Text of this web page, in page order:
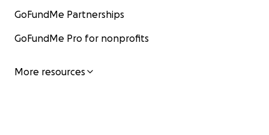
GoFundMe Partnerships
GoFundMe Pro for nonprofits
More resources